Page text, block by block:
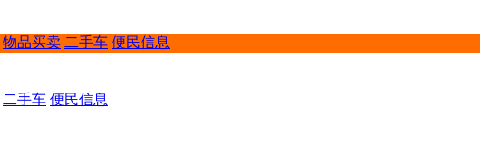
物品买卖 二手车 便民信息
二手车 便民信息